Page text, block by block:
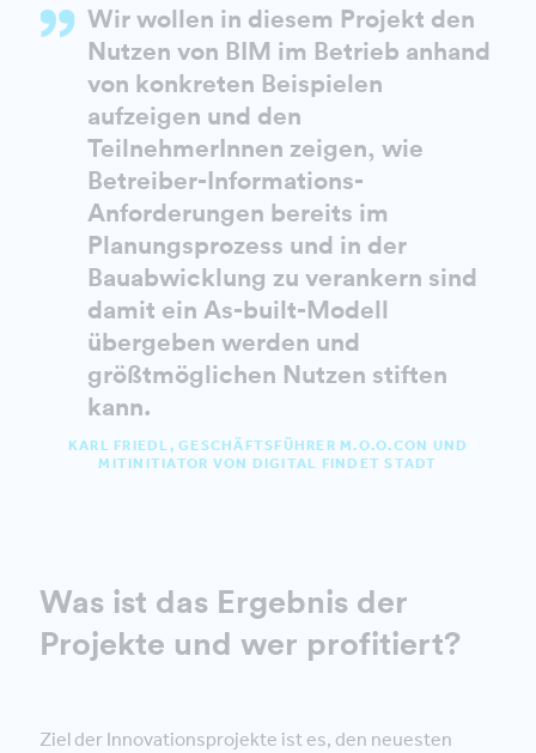
Wir wollen in diesem Projekt den
Nutzen von BIM im Betrieb anhand
von konkreten Beispielen
aufzeigen und den
TeilnehmerInnen zeigen, wie
Betreiber-Informations-
Anforderungen bereits im
Planungsprozess und in der
Bauabwicklung zu verankern sind
damit ein As-built-Modell
übergeben werden und
größtmöglichen Nutzen stiften
kann.
KARL FRIEDL, GESCHÄFTSFÜHRER M.O.O.CON UND
MITINITIATOR VON DIGITAL FINDET STADT
Was ist das Ergebnis der
Projekte und wer profitiert?
Ziel der Innovationsprojekte ist es, den neuesten